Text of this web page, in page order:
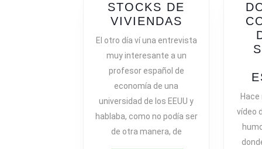
STOCKS DE
VIVIENDAS
DE
El otro día ví una entrevista
muy interesante a un
profesor español de
economía de una
universidad de los EEUU y
hablaba, como no podía ser
de otra manera, de
vídeo